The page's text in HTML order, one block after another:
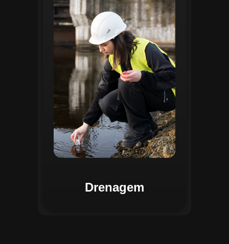
Drenagem
mapear redes de drenagem subterrâneas
e superficiais. A plataforma permite
identificar pontos de alagamento, planejar
intervenções e monitorar a eficiência das
estruturas de drenagem. Com análises
baseadas em dados coletados, o sistema
contribui para o planejamento urbano
sustentável, reduzindo riscos de
enchentes e otimizando a alocação de
recursos. Relatórios visuais facilitam a
comunicação dos resultados e o
acompanhamento dos projetos de
melhoria.